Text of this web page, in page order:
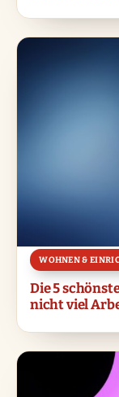
WOHNEN &
Die 5
nicht viel